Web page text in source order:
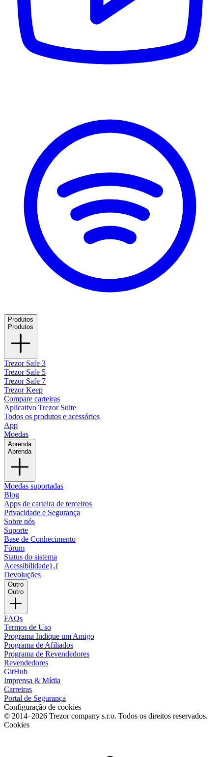
Produtos
Produtos
Trezor Safe 3
Trezor Safe 5
Trezor Safe 7
Trezor Keep
Compare carteiras
Aplicativo Trezor Suite
Todos os produtos e acessórios
App
Moedas
Aprenda
Aprenda
Moedas suportadas
Blog
Apps de carteira de terceiros
Privacidade e Segurança
Sobre nós
Suporte
Base de Conhecimento
Fórum
Status do sistema
Acessibilidade},{
Devoluções
Outro
Outro
FAQs
Termos de Uso
Programa Indique um Amigo
Programa de Afiliados
Programa de Revendedores
Revendedores
GitHub
Imprensa & Mídia
Carreiras
Portal de Segurança
Configuração de cookies
© 2014–2026 Trezor company s.r.o. Todos os direitos reservados.
Cookies